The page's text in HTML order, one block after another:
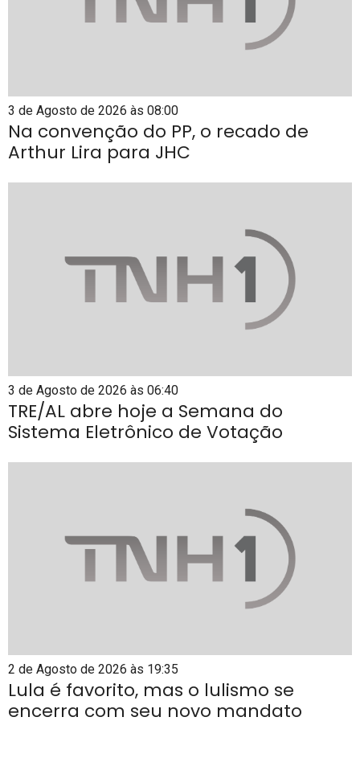
3 de Agosto de 2026 às 08:00
Na convenção do PP, o recado de
Arthur Lira para JHC
3 de Agosto de 2026 às 06:40
TRE/AL abre hoje a Semana do
Sistema Eletrônico de Votação
2 de Agosto de 2026 às 19:35
Lula é favorito, mas o lulismo se
encerra com seu novo mandato